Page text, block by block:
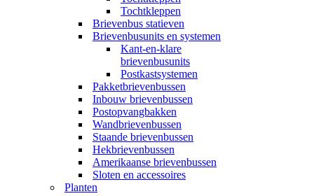
Tochtkleppen
Brievenbus statieven
Brievenbusunits en systemen
Kant-en-klare
brievenbusunits
Postkastsystemen
Pakketbrievenbussen
Inbouw brievenbussen
Postopvangbakken
Wandbrievenbussen
Staande brievenbussen
Hekbrievenbussen
Amerikaanse brievenbussen
Sloten en accessoires
Planten